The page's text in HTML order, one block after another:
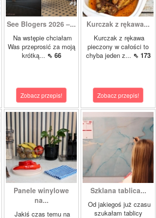
See Blogers 2026 –...
Na wstępie chciałam
Was przeprosić za moją
krótką... ⇖ 66
Zobacz przepis!
Kurczak z rękawa...
Kurczak z rękawa
pieczony w całości to
chyba jeden z... ⇖ 173
Zobacz przepis!
Panele winylowe
na...
Jakiś czas temu na
Szklana tablica...
Od jakiegoś już czasu
szukałam tablicy